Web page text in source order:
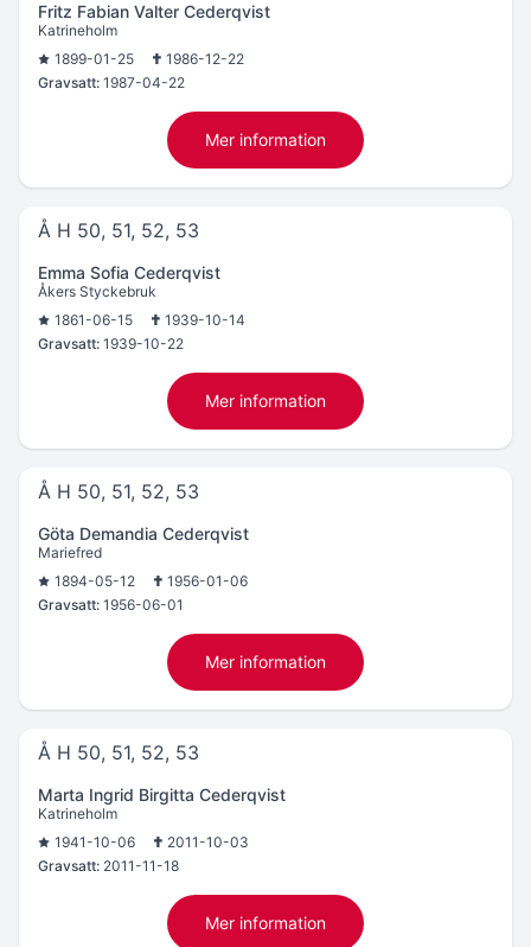
Fritz Fabian Valter Cederqvist
Katrineholm
1899-01-25
1986-12-22
Gravsatt: 1987-04-22
Mer information
Å H 50, 51, 52, 53
Emma Sofia Cederqvist
Åkers Styckebruk
1861-06-15
1939-10-14
Gravsatt: 1939-10-22
Mer information
Å H 50, 51, 52, 53
Göta Demandia Cederqvist
Mariefred
1894-05-12
1956-01-06
Gravsatt: 1956-06-01
Mer information
Å H 50, 51, 52, 53
Marta Ingrid Birgitta Cederqvist
Katrineholm
1941-10-06
2011-10-03
Gravsatt: 2011-11-18
Mer information